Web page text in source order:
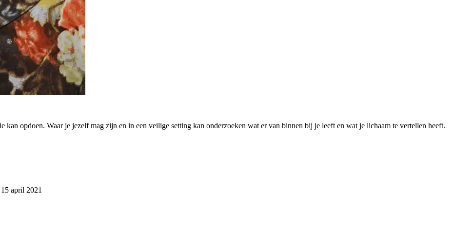
kan opdoen. Waar je jezelf mag zijn en in een veilige setting kan onderzoeken wat er van binnen bij je leeft en wat je lichaam te vertellen heeft.
15 april 2021